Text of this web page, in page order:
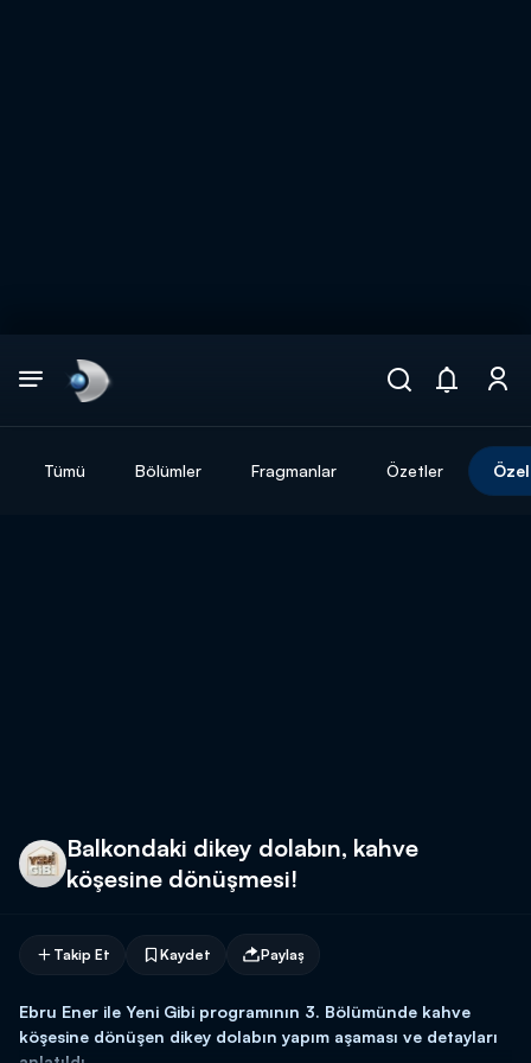
Tümü Bölümler Fragmanlar Özetler
Balkondaki dikey dolabın, kahve
köşesine dönüşmesi!
Takip Et Kaydet Paylaş
Ebru Ener ile Yeni Gibi programının 3. Bölümünde kahve
köşesine dönüşen dikey dolabın yapım aşaması ve detayları